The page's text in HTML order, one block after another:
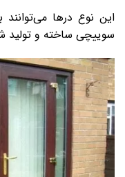
این نوع درها می‌توانند
سوییچی ساخته و تولید